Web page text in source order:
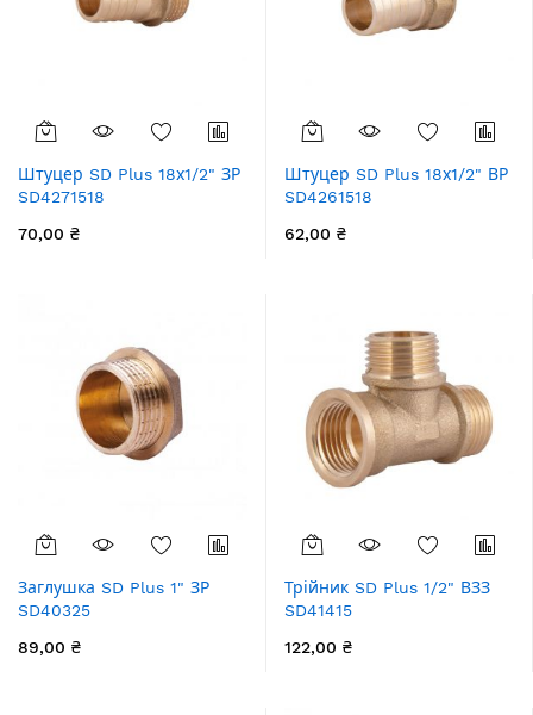
Штуцер SD Plus 18х1/2" ЗР
SD4271518
70,00 ₴
Штуцер SD Plus 18х1/2" ВР
SD4261518
62,00 ₴
Заглушка SD Plus 1" ЗР
SD40325
89,00 ₴
Трійник SD Plus 1/2" ВЗЗ
SD41415
122,00 ₴